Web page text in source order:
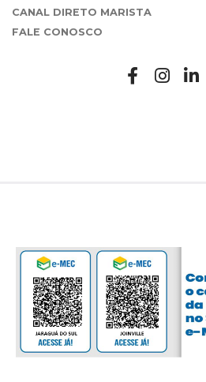
CANAL DIRETO MARISTA
FALE CONOSCO